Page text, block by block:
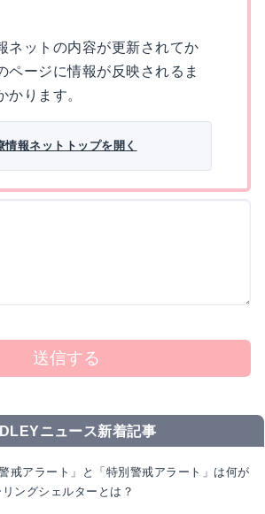
ネットの内容が更新されてか
ページに情報が反映されるま
かります。
情報ネットトップを開く
送信する
ニュース新着記事
戒アラート」と「特別警戒アラート」は何が
ングシェルターとは？